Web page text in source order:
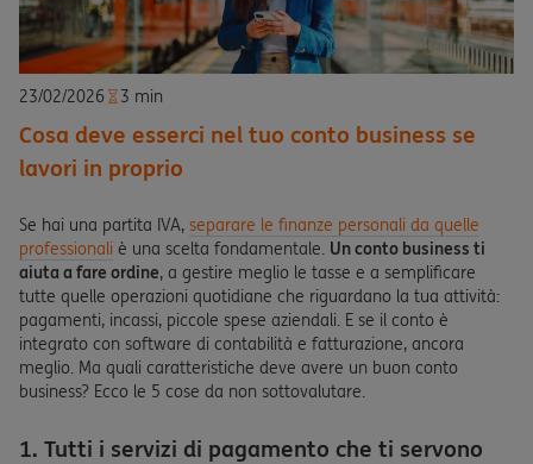
23/02/2026 3 min
Cosa deve esserci nel tuo conto business se
lavori in proprio
Se hai una partita IVA, separare le finanze personali da quelle
professionali è una scelta fondamentale. Un conto business ti
aiuta a fare ordine, a gestire meglio le tasse e a semplificare
tutte quelle operazioni quotidiane che riguardano la tua attività:
pagamenti, incassi, piccole spese aziendali. E se il conto è
integrato con software di contabilità e fatturazione, ancora
meglio. Ma quali caratteristiche deve avere un buon conto
business? Ecco le 5 cose da non sottovalutare.
1. Tutti i servizi di pagamento che ti servono